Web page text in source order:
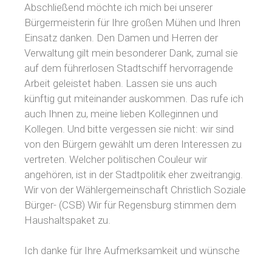
Abschließend möchte ich mich bei unserer
Bürgermeisterin für Ihre großen Mühen und Ihren
Einsatz danken. Den Damen und Herren der
Verwaltung gilt mein besonderer Dank, zumal sie
auf dem führerlosen Stadtschiff hervorragende
Arbeit geleistet haben. Lassen sie uns auch
künftig gut miteinander auskommen. Das rufe ich
auch Ihnen zu, meine lieben Kolleginnen und
Kollegen. Und bitte vergessen sie nicht: wir sind
von den Bürgern gewählt um deren Interessen zu
vertreten. Welcher politischen Couleur wir
angehören, ist in der Stadtpolitik eher zweitrangig.
Wir von der Wählergemeinschaft Christlich Soziale
Bürger- (CSB) Wir für Regensburg stimmen dem
Haushaltspaket zu.
Ich danke für Ihre Aufmerksamkeit und wünsche